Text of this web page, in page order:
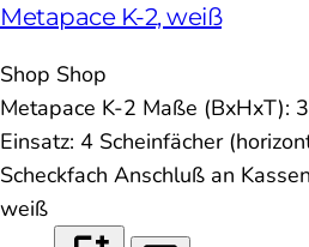
Metapace K-2, weiß
Shop Shop
Metapace K-2 Maße (BxHxT):
Einsatz: 4 Scheinfächer
Scheckfach Anschluß an
weiß